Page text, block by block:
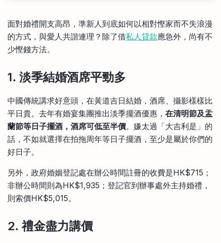
面對婚禮開支高昂，準新人到底如何以相對慳家而不失浪漫
的方式，與愛人共諧連理？除了借私人貸款應急外，尚有不
少慳錢方法。
1. 淡季結婚酒席平勁多
中國傳統講求好意頭，在黃道吉日結婚，酒席、攝影樣樣比
平日貴。去年有婚宴集團推出淡季擺酒優惠， 在清明節及盂
蘭節等日子擺酒，酒席可低至半價。嫌太過「大吉利是」的
話，不如就選擇在拍拖周年等日子擺酒，至少是屬於你們的
好日子。
另外，政府婚姻登記處在辦公時間註冊的收費是HK$715；
非辦公時間則為HK$1,935；登記官到辦事處外主持婚禮，
則索價HK$5,015。
2. 禮金盡力講價